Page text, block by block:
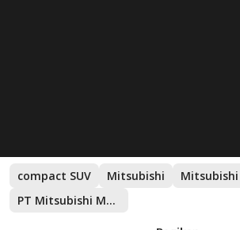
compact SUV Mitsubishi
PT Mitsubishi Motors Krama Yudha Sales Indonesia